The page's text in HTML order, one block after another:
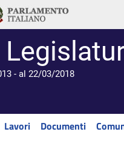
- al 22/03/2018
Lavori Documenti